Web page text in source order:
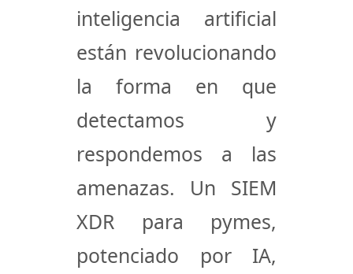
inteligencia artificial
están revolucionando
la forma en que
detectamos y
respondemos a las
amenazas. Un SIEM
XDR para pymes,
potenciado por IA,